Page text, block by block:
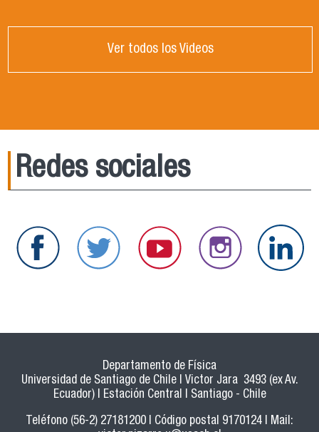
Ver todos los Videos
Redes sociales
Departamento de Física
Universidad de Santiago de Chile | Victor Jara 3493 (ex Av.
Ecuador) | Estación Central | Santiago - Chile
Teléfono (56-2) 27181200 | Código postal 9170124 | Mail: